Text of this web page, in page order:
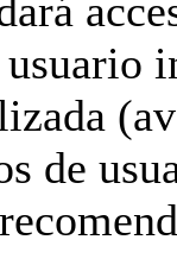
de